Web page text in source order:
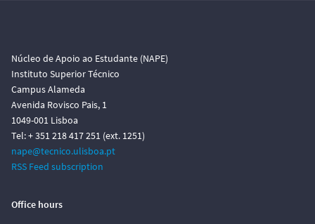
Núcleo de Apoio ao Estudante (NAPE)
Instituto Superior Técnico
Campus Alameda
Avenida Rovisco Pais, 1
1049-001 Lisboa
Tel: + 351 218 417 251 (ext. 1251)
nape@tecnico.ulisboa.pt
RSS Feed subscription
Office hours